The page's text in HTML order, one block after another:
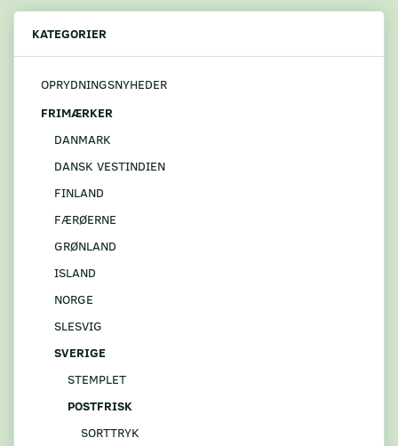
KATEGORIER
OPRYDNINGSNYHEDER
FRIMÆRKER
DANMARK
DANSK VESTINDIEN
FINLAND
FÆRØERNE
GRØNLAND
ISLAND
NORGE
SLESVIG
SVERIGE
STEMPLET
POSTFRISK
SORTTRYK